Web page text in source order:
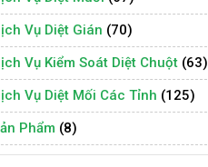
Vụ Diệt Gián (70)
Vụ Kiểm Soát Diệt Chuột (63)
Vụ Diệt Mối Các Tỉnh (125)
Phẩm (8)